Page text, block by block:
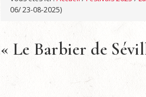
06/ 23-08-2025)
« Le Barbier de